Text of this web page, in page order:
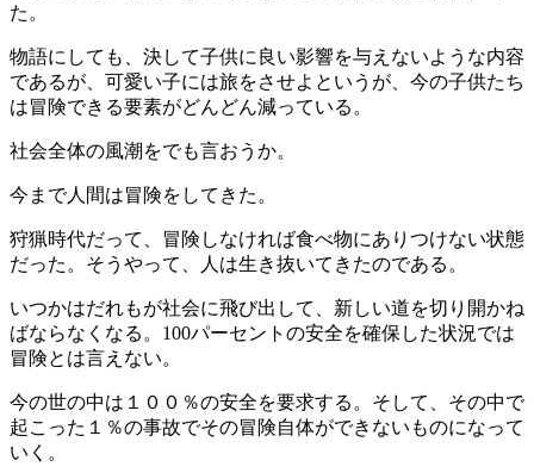
た。
物語にしても、決して子供に良い影響を与えないような内容
であるが、可愛い子には旅をさせよというが、今の子供たち
は冒険できる要素がどんどん減っている。
社会全体の風潮をでも言おうか。
今まで人間は冒険をしてきた。
狩猟時代だって、冒険しなければ食べ物にありつけない状態
だった。そうやって、人は生き抜いてきたのである。
いつかはだれもが社会に飛び出して、新しい道を切り開かね
ばならなくなる。100パーセントの安全を確保した状況では
冒険とは言えない。
今の世の中は１００％の安全を要求する。そして、その中で
起こった１％の事故でその冒険自体ができないものになって
いく。